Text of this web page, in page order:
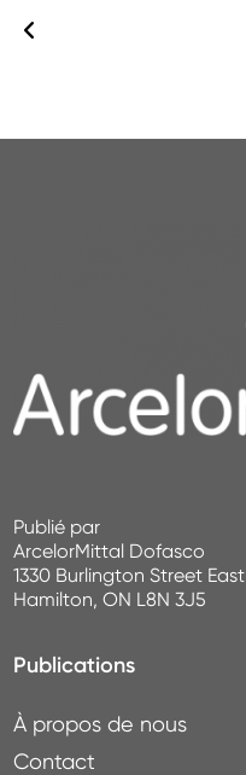
Publié par
ArcelorMittal Dofasco
1330 Burlington Street East
Hamilton, ON L8N 3J5
Publications
À propos de nous
Contact